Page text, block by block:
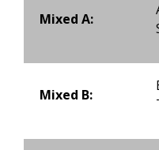
Mixed A:
Mixed B: